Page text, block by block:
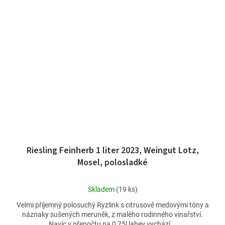
Riesling Feinherb 1 liter 2023, Weingut Lotz,
Mosel, polosladké
Průměrné
produktu
je
Skladem (19 ks)
Velmi příjemný polosuchý Ryzlink s citrusově medovými tóny a
náznaky sušených meruněk, z malého rodinného vinařství.